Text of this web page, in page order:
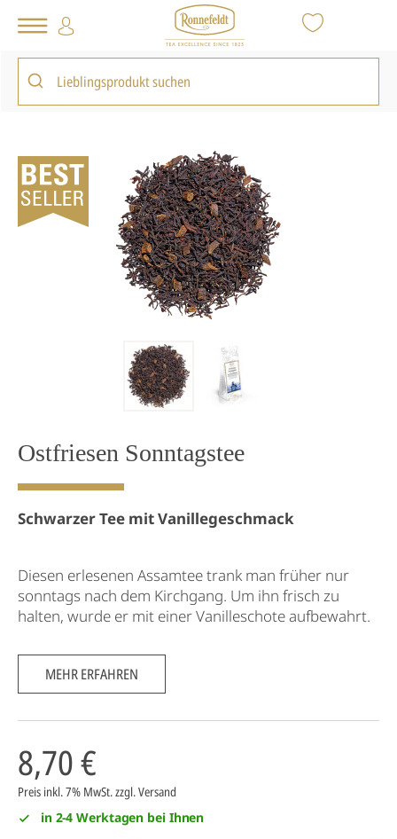
Tee Shop Bestseller
Ostfriesen Sonntagstee
zurück zur Artikelübersicht
Ostfriesen Sonntagstee
Schwarzer Tee mit Vanillegeschmack
Diesen erlesenen Assamtee trank man früher nur
sonntags nach dem Kirchgang. Um ihn frisch zu
halten, wurde er mit einer Vanilleschote aufbewahrt.
MEHR ERFAHREN
8,70 €
Preis inkl. 7% MwSt.zzgl. Versand
in 2-4 Werktagen bei Ihnen